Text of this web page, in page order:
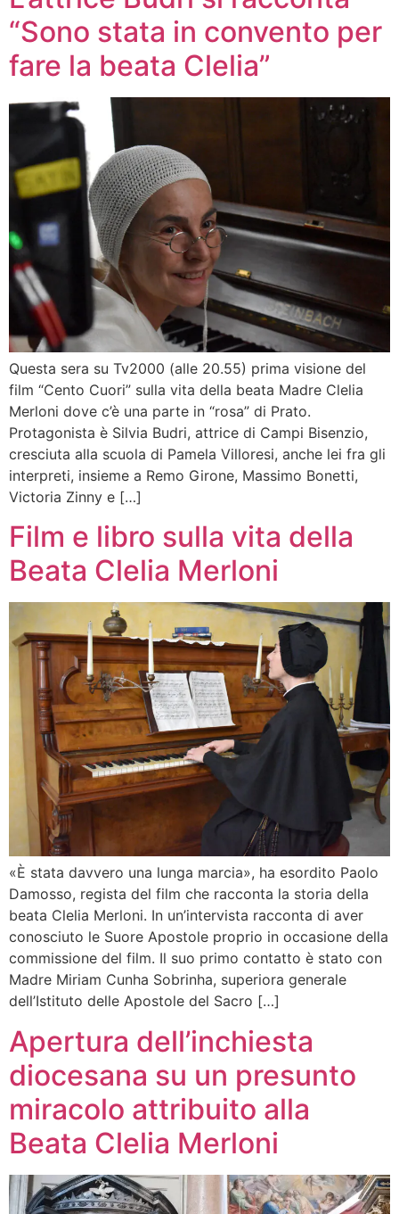
“Sono stata in convento per
fare la beata Clelia”
Questa sera su Tv2000 (alle 20.55) prima visione del
film “Cento Cuori” sulla vita della beata Madre Clelia
Merloni dove c’è una parte in “rosa” di Prato.
Protagonista è Silvia Budri, attrice di Campi Bisenzio,
cresciuta alla scuola di Pamela Villoresi, anche lei fra gli
interpreti, insieme a Remo Girone, Massimo Bonetti,
Victoria Zinny e […]
Film e libro sulla vita della
Beata Clelia Merloni
«È stata davvero una lunga marcia», ha esordito Paolo
Damosso, regista del film che racconta la storia della
beata Clelia Merloni. In un’intervista racconta di aver
conosciuto le Suore Apostole proprio in occasione della
commissione del film. Il suo primo contatto è stato con
Madre Miriam Cunha Sobrinha, superiora generale
dell’Istituto delle Apostole del Sacro […]
Apertura dell’inchiesta
diocesana su un presunto
miracolo attribuito alla
Beata Clelia Merloni